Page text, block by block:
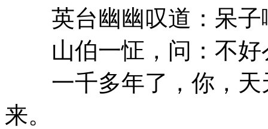
英台幽幽叹道：呆子
山伯一怔，问：不好
一千多年了，你，天
来。